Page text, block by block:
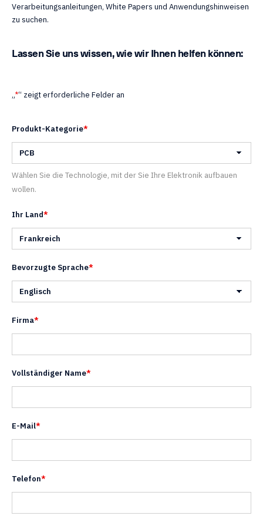
Verarbeitungsanleitungen, White Papers und Anwendungshinweisen
zu suchen.
Lassen Sie uns wissen, wie wir Ihnen helfen können:
„*“ zeigt erforderliche Felder an
Produkt-Kategorie*
Wählen Sie die Technologie, mit der Sie Ihre Elektronik aufbauen
wollen.
Ihr Land*
Bevorzugte Sprache*
Firma*
Vollständiger Name*
E-Mail*
Telefon*